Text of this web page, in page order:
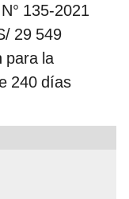
135-2021
29 549
para la
240 días